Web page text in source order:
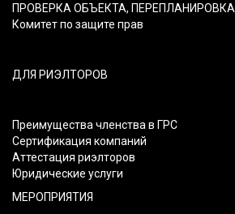
ПРОВЕРКА ОБЪЕКТА, ПЕРЕПЛАНИРОВКА
Комитет по защите прав
ДЛЯ РИЭЛТОРОВ
Преимущества членства в ГРС
Сертификация компаний
Аттестация риэлторов
Юридические услуги
МЕРОПРИЯТИЯ